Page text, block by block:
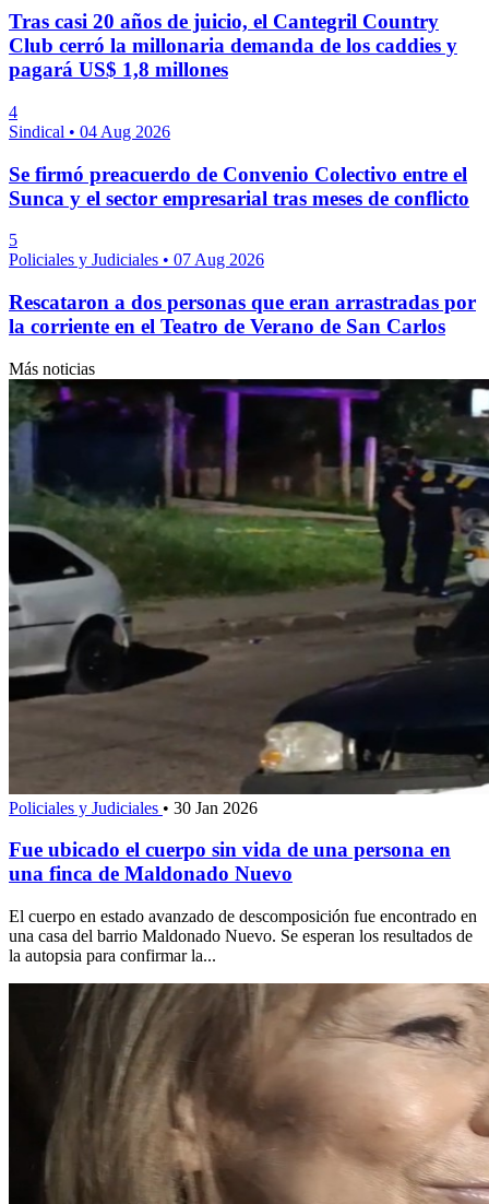
Tras casi 20 años de juicio, el Cantegril Country
Club cerró la millonaria demanda de los caddies y
pagará US$ 1,8 millones
4
Sindical • 04 Aug 2026
Se firmó preacuerdo de Convenio Colectivo entre el
Sunca y el sector empresarial tras meses de conflicto
5
Policiales y Judiciales • 07 Aug 2026
Rescataron a dos personas que eran arrastradas por
la corriente en el Teatro de Verano de San Carlos
Más noticias
Policiales y Judiciales • 30 Jan 2026
Fue ubicado el cuerpo sin vida de una persona en
una finca de Maldonado Nuevo
El cuerpo en estado avanzado de descomposición fue encontrado en
una casa del barrio Maldonado Nuevo. Se esperan los resultados de
la autopsia para confirmar la...